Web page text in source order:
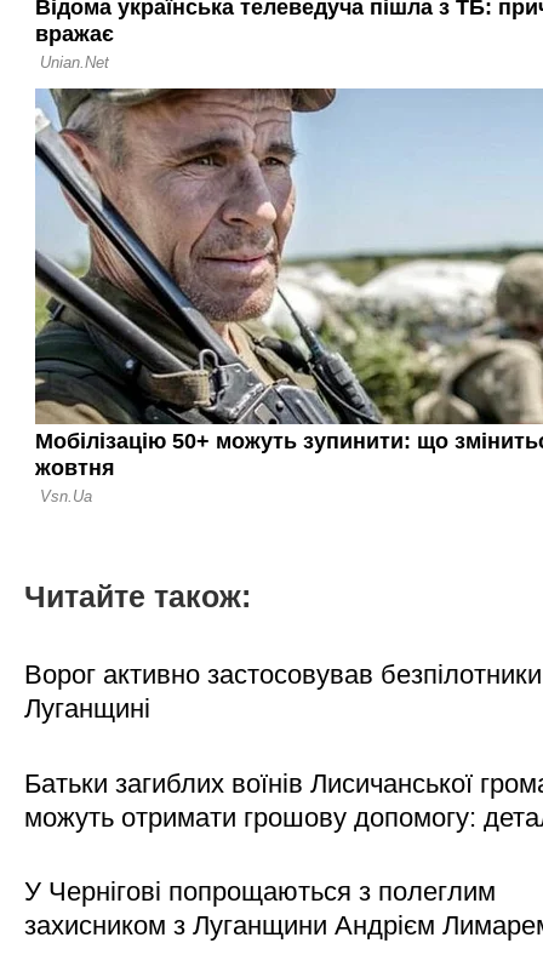
Читайте також:
Ворог активно застосовував
Луганщині
Батьки загиблих воїнів Лисичанської
можуть отримати грошову допомогу:
У Чернігові попрощаються з полеглим
захисником з Луганщини Андрієм